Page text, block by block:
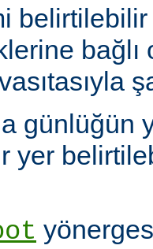
belirtilebilir
bağlı
günlüğün
yer